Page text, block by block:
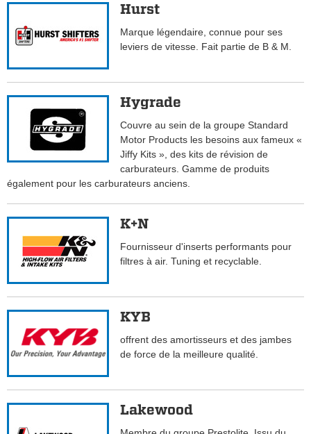
Hurst
Marque légendaire, connue pour ses
leviers de vitesse. Fait partie de B & M.
Hygrade
Couvre au sein de la groupe Standard
Motor Products les besoins aux fameux «
Jiffy Kits », des kits de révision de
carburateurs. Gamme de produits
également pour les carburateurs anciens.
K+N
Fournisseur d'inserts performants pour
filtres à air. Tuning et recyclable.
KYB
offrent des amortisseurs et des jambes
de force de la meilleure qualité.
Lakewood